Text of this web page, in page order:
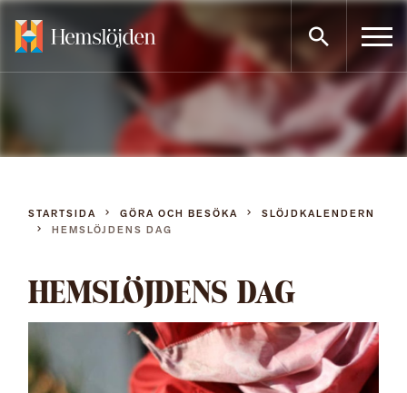
Gå
direkt
innehållet
STARTSIDA GÖRA OCH BESÖKA
SLÖJDKALENDERN
HEMSLÖJDENS DAG
HEMSLÖJDENS DAG